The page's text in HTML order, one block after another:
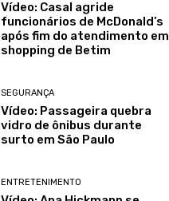
Vídeo: Casal agride
funcionários de McDonald’s
após fim do atendimento em
shopping de Betim
SEGURANÇA
Vídeo: Passageira quebra
vidro de ônibus durante
surto em São Paulo
ENTRETENIMENTO